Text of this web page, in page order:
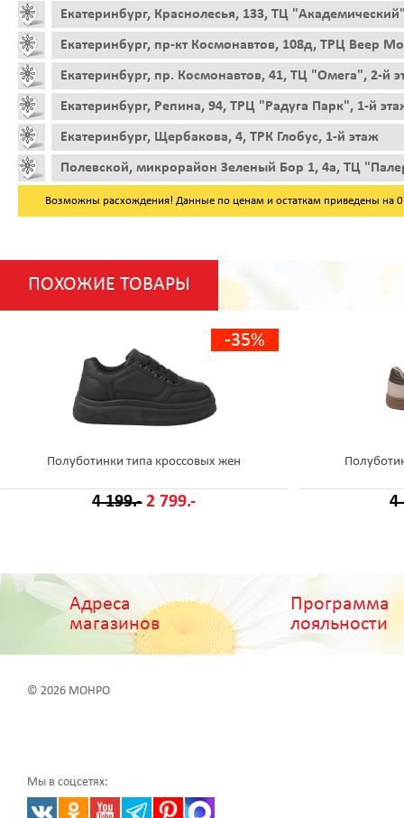
Екатеринбург, Краснолесья, 133, ТЦ
Екатеринбург, пр-кт Космонавтов, 108д, ТРЦ Веер
Екатеринбург, пр. Космонавтов, 41, ТЦ "Омега", 2-й
Екатеринбург, Репина, 94, ТРЦ "Радуга Парк", 1-й
Екатеринбург, Щербакова, 4, ТРК Глобус, 1-й этаж
Полевской, микрорайон Зеленый Бор 1, 4а, ТЦ
Возможны расхождения! Данные по ценам и остаткам приведены на
ПОХОЖИЕ ТОВАРЫ
-35%
Полуботинки типа кроссовых жен
4 199.- 2 799.- 4
Адреса
магазинов
Программа
лояльности
© 2026 МОНРО
Мы в соцсетях: